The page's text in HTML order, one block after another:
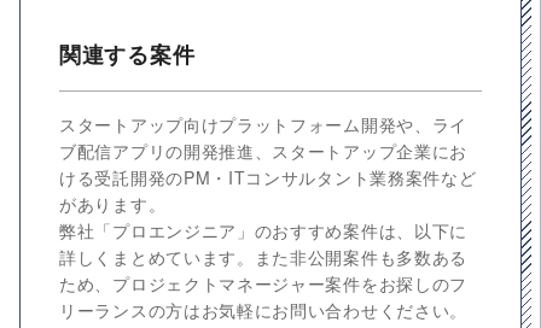
関連する案件
スタートアップ向けプラットフォーム開発や、ライ
ブ配信アプリの開発推進、スタートアップ企業にお
ける受託開発のPM・ITコンサルタント業務案件など
があります。
弊社「プロエンジニア」のおすすめ案件は、以下に
詳しくまとめています。また非公開案件も多数ある
ため、プロジェクトマネージャー案件をお探しのフ
リーランスの方はお気軽にお問い合わせください。